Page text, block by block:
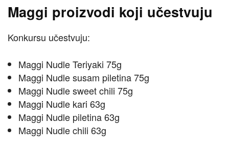
Maggi proizvodi koji učestvuju
Konkursu učestvuju:
Maggi Nudle Teriyaki 75g
Maggi Nudle susam piletina 75g
Maggi Nudle sweet chili 75g
Maggi Nudle kari 63g
Maggi Nudle piletina 63g
Maggi Nudle chili 63g